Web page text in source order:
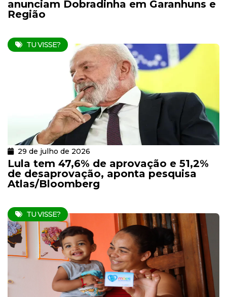
anunciam Dobradinha em Garanhuns e
Região
TU VISSE?
29 de julho de 2026
Lula tem 47,6% de aprovação e 51,2%
de desaprovação, aponta pesquisa
Atlas/Bloomberg
TU VISSE?